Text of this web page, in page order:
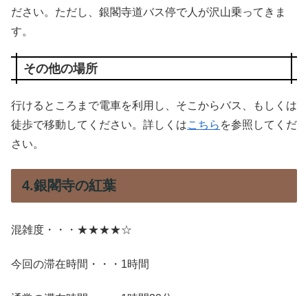
ださい。ただし、銀閣寺道バス停で人が沢山乗ってきま
す。
その他の場所
行けるところまで電車を利用し、そこからバス、もしくは
徒歩で移動してください。詳しくはこちら を参照してくだ
さい。
4.銀閣寺の紅葉
混雑度・・・★★★★☆
今回の滞在時間・・・1時間